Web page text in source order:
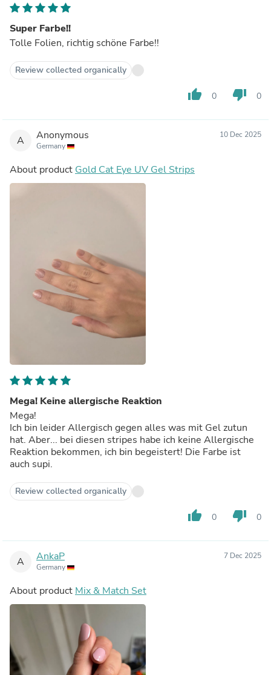
Super Farbe!!
Tolle Folien, richtig schöne Farbe!!
Review collected organically
thumb_up 0 thumb_down 0
A Anonymous
Germany
10 Dec 2025
About product Gold Cat Eye UV Gel Strips
Mega! Keine allergische Reaktion
Mega!
Ich bin leider Allergisch gegen alles was mit Gel zutun
hat. Aber... bei diesen stripes habe ich keine Allergische
Reaktion bekommen, ich bin begeistert! Die Farbe ist
auch supi.
Review collected organically
thumb_up 0 thumb_down 0
A AnkaP
Germany
7 Dec 2025
About product Mix & Match Set